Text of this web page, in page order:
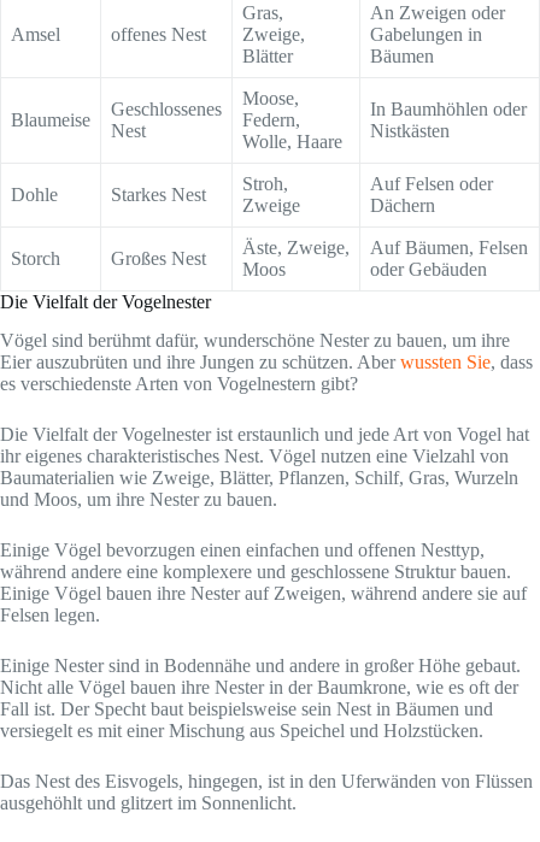
Amsel offenes Nest
Gras,
Zweige,
Blätter
An Zweigen oder
Gabelungen in
Bäumen
Blaumeise
Geschlossenes
Nest
Moose,
Federn,
Wolle, Haare
In Baumhöhlen oder
Nistkästen
Dohle Starkes Nest
Stroh,
Zweige
Auf Felsen oder
Dächern
Storch Großes Nest
Äste, Zweige,
Moos
Auf Bäumen, Felsen
oder Gebäuden
Die Vielfalt der Vogelnester
Vögel sind berühmt dafür, wunderschöne Nester zu bauen, um ihre
Eier auszubrüten und ihre Jungen zu schützen. Aberwussten Sie, dass
es verschiedenste Arten von Vogelnestern gibt?
Die Vielfalt der Vogelnester ist erstaunlich und jede Art von Vogel hat
ihr eigenes charakteristisches Nest. Vögel nutzen eine Vielzahl von
Baumaterialien wie Zweige, Blätter, Pflanzen, Schilf, Gras, Wurzeln
und Moos, um ihre Nester zu bauen.
Einige Vögel bevorzugen einen einfachen und offenen Nesttyp,
während andere eine komplexere und geschlossene Struktur bauen.
Einige Vögel bauen ihre Nester auf Zweigen, während andere sie auf
Felsen legen.
Einige Nester sind in Bodennähe und andere in großer Höhe gebaut.
Nicht alle Vögel bauen ihre Nester in der Baumkrone, wie es oft der
Fall ist. Der Specht baut beispielsweise sein Nest in Bäumen und
versiegelt es mit einer Mischung aus Speichel und Holzstücken.
Das Nest des Eisvogels, hingegen, ist in den Uferwänden von Flüssen
ausgehöhlt und glitzert im Sonnenlicht.